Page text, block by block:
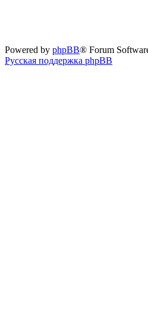
Powered by phpBB® Forum
Русская поддержка phpBB